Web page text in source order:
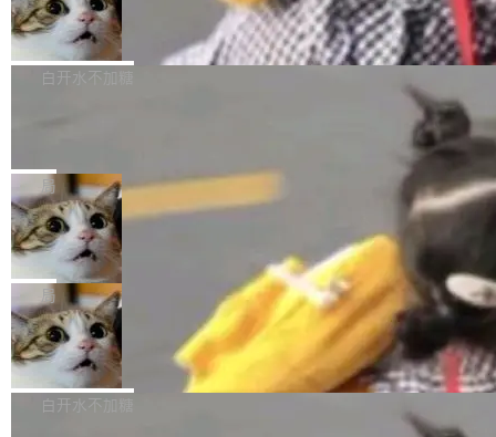
型。谁在开源赛道上领先，...
简单：开发者工具必须开源。 理由不是传统的自
由软件情怀，而是一个跟 AI agent 直接相关的
技术判断。 两行 prompt 就能个性化任何软件 C
i）在 X 上发帖： 「如果你是 Agent Harness 相
关开源项目的开发者，希望参加 DeepSeek Har
ness 的内测，可以回复或私信联系我。请附上
Harness 负责把能力落到真实环境中——调用工
具、读写文件、管理上下文、处理错误、完成闭
环。崔添翼招人的标...
商汤 SenseNova U1.5-Lite-Preview
开源
商汤科技宣布面向社区开源轻量级统一多模态模
型的预览版本 SenseNova U1.5-Lite-Preview。
理解、推理、生成与编辑，还仅以 8B-MoT 的轻
量大小，将能力推进到4K、更精细的真实质感、
更复杂的视觉控制和可持续迭代编辑。 相比 U
1，U1.5-Lite-Preview 在以下方向上带来了显著
提升： 原生支持4K图像生成； 更精细的局部纹
理、细节与真实世界质感； 更准确的中英文文字
生成与复杂版式组织； 更稳定的图...
白开水不加糖
nap。这次是 hwctl——一个用来检查 Ubuntu
硬件认证状态的命令行工具。 Canonical 工程师
Alan Griffiths 在邮件列表中说得很直白：「hwc
tl 是一个 Ubuntu 专有的包，它和它的依赖项都
是 Ubuntu 专有的，不会用在其他发行版上。」
所以 deb 版本的受众实际上为零。既然只有 Ub
untu 用户在用，那用 snap 打包就没什么可纠结
的。 从 deb 到 snap 的迁移路径 hwctl 是 rust-
hwlib 硬件 API 库的一部分，命令行工具负责查
局
Dario Amodei 担心新人来 Anthropic
只为金钱，不为使命
顶级 AI 研究员在两家公司之间来回跳，中间只
隔了几天。 Lilian Weng 上周刚宣布因健康原因
离开 Thinking Machines Lab，说自己作为联合
创始人的角色「太累了」。几天后，The Inform
ation 就曝出她将重回 OpenAI，负责递归自我
改进方向的研究。她是 Thinking Machines 过
局
FFmpeg 9.0 发布
FFmpeg 9.0 现已发布，包含多项改进。官方更
新日志列出的 9.0 版本主要更新内容如下： 扩
白开水不加糖